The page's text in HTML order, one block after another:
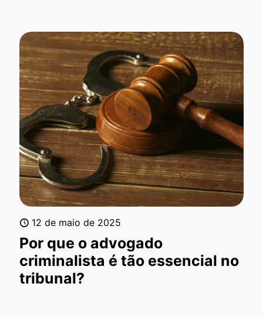
12 de maio de 2025
Por que o advogado
criminalista é tão essencial no
tribunal?